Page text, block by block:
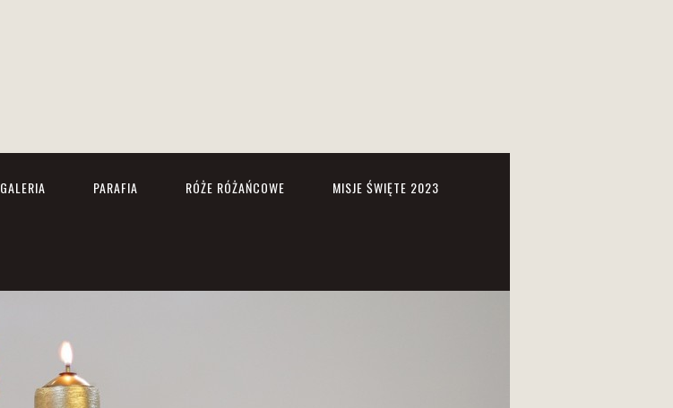
GALERIA PARAFIA RÓŻE RÓŻAŃCOWE MISJE ŚWIĘTE 2023